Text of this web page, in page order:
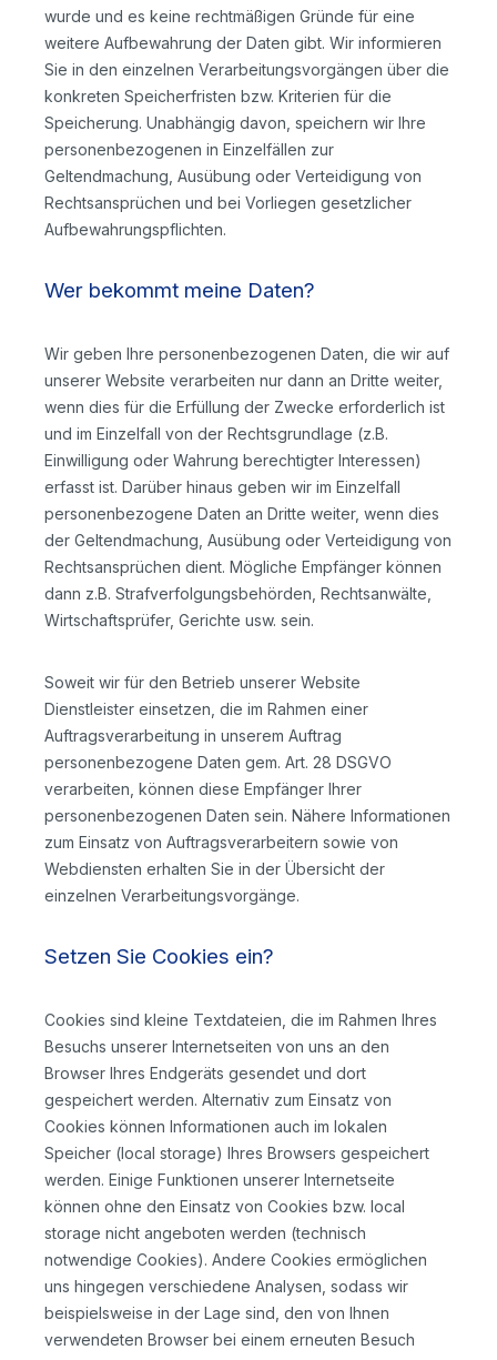
wurde und es keine rechtmäßigen Gründe für eine
weitere Aufbewahrung der Daten gibt. Wir informieren
Sie in den einzelnen Verarbeitungsvorgängen über die
konkreten Speicherfristen bzw. Kriterien für die
Speicherung. Unabhängig davon, speichern wir Ihre
personenbezogenen in Einzelfällen zur
Geltendmachung, Ausübung oder Verteidigung von
Rechtsansprüchen und bei Vorliegen gesetzlicher
Aufbewahrungspflichten.
Wer bekommt meine Daten?
Wir geben Ihre personenbezogenen Daten, die wir auf
unserer Website verarbeiten nur dann an Dritte weiter,
wenn dies für die Erfüllung der Zwecke erforderlich ist
und im Einzelfall von der Rechtsgrundlage (z.B.
Einwilligung oder Wahrung berechtigter Interessen)
erfasst ist. Darüber hinaus geben wir im Einzelfall
personenbezogene Daten an Dritte weiter, wenn dies
der Geltendmachung, Ausübung oder Verteidigung von
Rechtsansprüchen dient. Mögliche Empfänger können
dann z.B. Strafverfolgungsbehörden, Rechtsanwälte,
Wirtschaftsprüfer, Gerichte usw. sein.
Soweit wir für den Betrieb unserer Website
Dienstleister einsetzen, die im Rahmen einer
Auftragsverarbeitung in unserem Auftrag
personenbezogene Daten gem. Art. 28 DSGVO
verarbeiten, können diese Empfänger Ihrer
personenbezogenen Daten sein. Nähere Informationen
zum Einsatz von Auftragsverarbeitern sowie von
Webdiensten erhalten Sie in der Übersicht der
einzelnen Verarbeitungsvorgänge.
Setzen Sie Cookies ein?
Cookies sind kleine Textdateien, die im Rahmen Ihres
Besuchs unserer Internetseiten von uns an den
Browser Ihres Endgeräts gesendet und dort
gespeichert werden. Alternativ zum Einsatz von
Cookies können Informationen auch im lokalen
Speicher (local storage) Ihres Browsers gespeichert
werden. Einige Funktionen unserer Internetseite
können ohne den Einsatz von Cookies bzw. local
storage nicht angeboten werden (technisch
notwendige Cookies). Andere Cookies ermöglichen
uns hingegen verschiedene Analysen, sodass wir
beispielsweise in der Lage sind, den von Ihnen
verwendeten Browser bei einem erneuten Besuch